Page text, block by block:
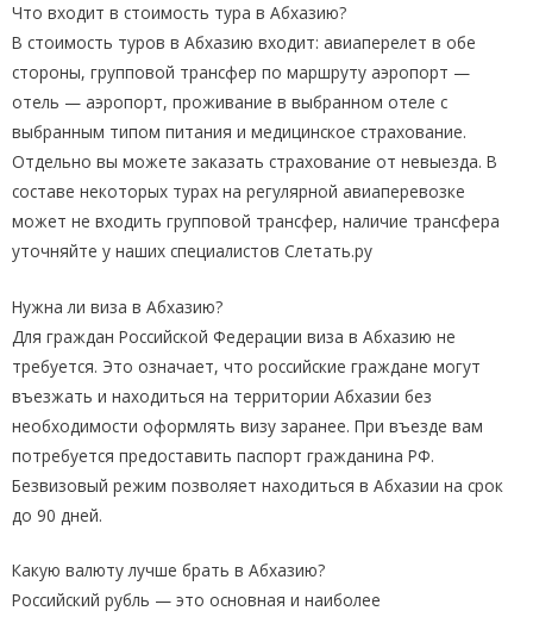
Что входит в стоимость тура в Абхазию?
В стоимость туров в Абхазию входит: авиаперелет в обе
стороны, групповой трансфер по маршруту аэропорт —
отель — аэропорт, проживание в выбранном отеле с
выбранным типом питания и медицинское страхование.
Отдельно вы можете заказать страхование от невыезда. В
составе некоторых турах на регулярной авиаперевозке
может не входить групповой трансфер, наличие трансфера
уточняйте у наших специалистов Слетать.ру
Нужна ли виза в Абхазию?
Для граждан Российской Федерации виза в Абхазию не
требуется. Это означает, что российские граждане могут
въезжать и находиться на территории Абхазии без
необходимости оформлять визу заранее. При въезде вам
потребуется предоставить паспорт гражданина РФ.
Безвизовый режим позволяет находиться в Абхазии на срок
до 90 дней.
Какую валюту лучше брать в Абхазию?
Российский рубль — это основная и наиболее